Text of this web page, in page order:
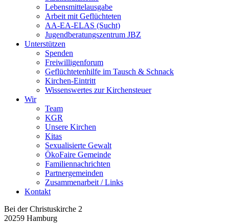
Lebensmittelausgabe
Arbeit mit Geflüchteten
AA-EA-ELAS (Sucht)
Jugendberatungs­zentrum JBZ
Unterstützen
Spenden
Freiwilligenforum
Geflüchtetenhilfe im Tausch & Schnack
Kirchen-Eintritt
Wissenswertes zur Kirchensteuer
Wir
Team
KGR
Unsere Kirchen
Kitas
Sexualisierte Gewalt
ÖkoFaire Gemeinde
Familiennachrichten
Partnergemeinden
Zusammenarbeit / Links
Kontakt
Bei der Christuskirche 2
20259 Hamburg